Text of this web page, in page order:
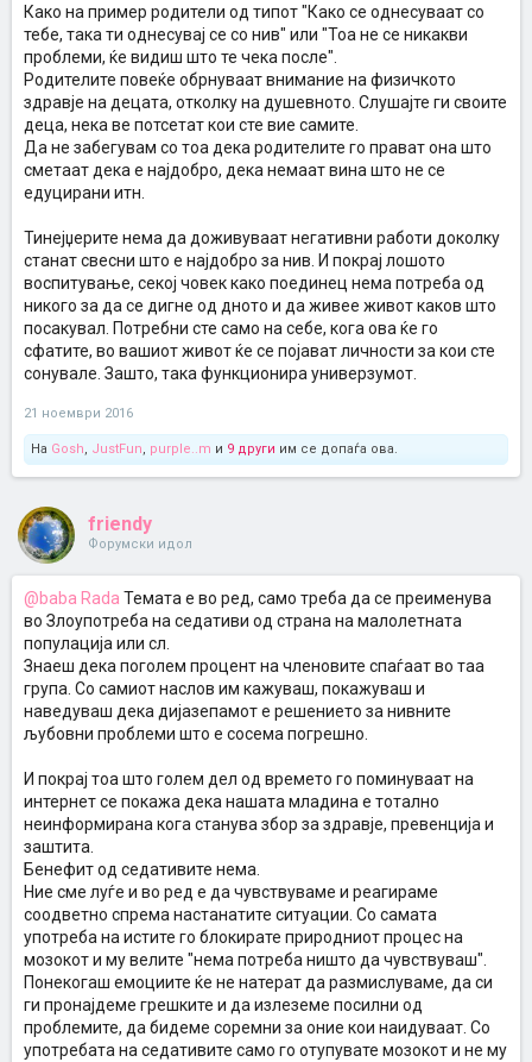
Како на пример родители од типот "Како се однесуваат со
тебе, така ти однесувај се со нив" или "Тоа не се никакви
проблеми, ќе видиш што те чека после".
Родителите повеќе обрнуваат внимание на физичкото
здравје на децата, отколку на душевното. Слушајте ги своите
деца, нека ве потсетат кои сте вие самите.
Да не забегувам со тоа дека родителите го прават она што
сметаат дека е најдобро, дека немаат вина што не се
едуцирани итн.
Тинејџерите нема да доживуваат негативни работи доколку
станат свесни што е најдобро за нив. И покрај лошото
воспитување, секој човек како поединец нема потреба од
никого за да се дигне од дното и да живее живот каков што
посакувал. Потребни сте само на себе, кога ова ќе го
сфатите, во вашиот живот ќе се појават личности за кои сте
сонувале. Зашто, така функционира универзумот.
21 ноември 2016
На Gosh, JustFun, purple..m и 9 други им се допаѓа ова.
friendy
Форумски идол
@baba Rada Темата е во ред, само треба да се преименува
во Злоупотреба на седативи од страна на малолетната
популација или сл.
Знаеш дека поголем процент на членовите спаѓаат во таа
група. Со самиот наслов им кажуваш, покажуваш и
наведуваш дека дијазепамот е решението за нивните
љубовни проблеми што е сосема погрешно.
И покрај тоа што голем дел од времето го поминуваат на
интернет се покажа дека нашата младина е тотално
неинформирана кога станува збор за здравје, превенција и
заштита.
Бенефит од седативите нема.
Ние сме луѓе и во ред е да чувствуваме и реагираме
соодветно спрема настанатите ситуации. Со самата
употреба на истите го блокирате природниот процес на
мозокот и му велите "нема потреба ништо да чувствуваш".
Понекогаш емоциите ќе не натерат да размислуваме, да си
ги пронајдеме грешките и да излеземе посилни од
проблемите, да бидеме соремни за оние кои наидуваат. Со
употребата на седативите само го отупувате мозокот и не му